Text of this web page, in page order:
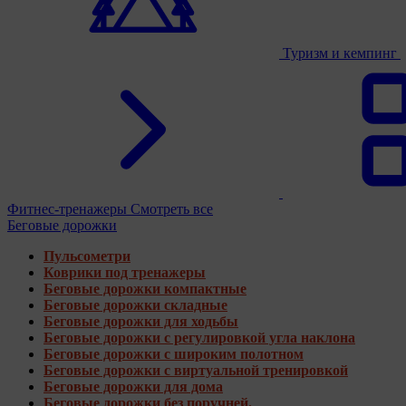
Туризм и кемпинг
Фитнес-тренажеры Смотреть все
Беговые дорожки
Пульсометри
Коврики под тренажеры
Беговые дорожки компактные
Беговые дорожки складные
Беговые дорожки для ходьбы
Беговые дорожки с регулировкой угла наклона
Беговые дорожки с широким полотном
Беговые дорожки с виртуальной тренировкой
Беговые дорожки для дома
Беговые дорожки без поручней.